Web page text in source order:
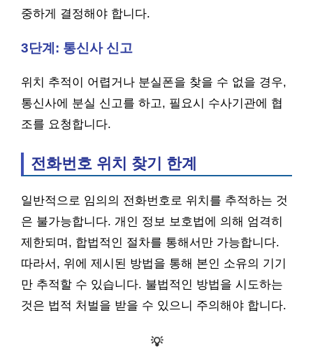
중하게 결정해야 합니다.
3단계: 통신사 신고
위치 추적이 어렵거나 분실폰을 찾을 수 없을 경우,
통신사에 분실 신고를 하고, 필요시 수사기관에 협
조를 요청합니다.
전화번호 위치 찾기 한계
일반적으로 임의의 전화번호로 위치를 추적하는 것
은 불가능합니다. 개인 정보 보호법에 의해 엄격히
제한되며, 합법적인 절차를 통해서만 가능합니다.
따라서, 위에 제시된 방법을 통해 본인 소유의 기기
만 추적할 수 있습니다. 불법적인 방법을 시도하는
것은 법적 처벌을 받을 수 있으니 주의해야 합니다.
💡